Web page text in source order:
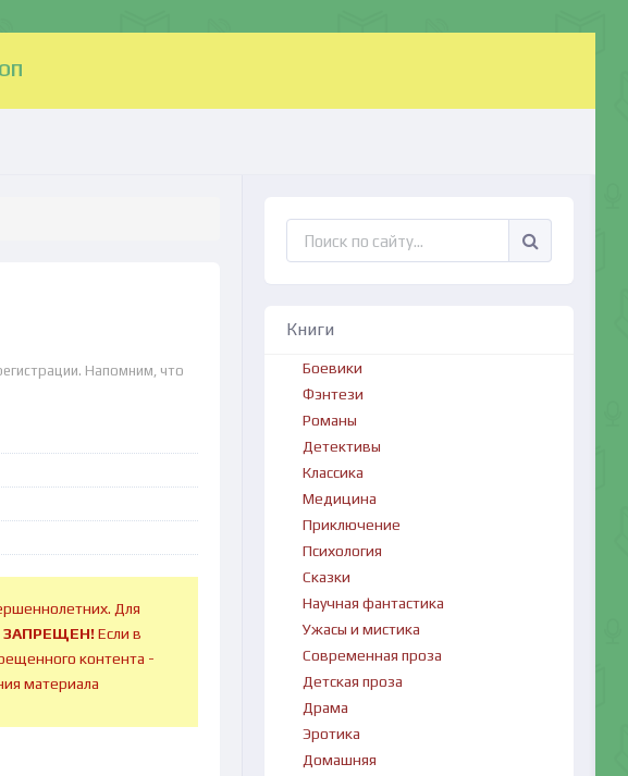
Напомним, что
Для
ЗАПРЕЩЕН!Если в
контента -
материала
Книги
Боевики
Фэнтези
Романы
Детективы
Классика
Медицина
Приключение
Психология
Сказки
Научная фантастика
Ужасы и мистика
Современная проза
Детская проза
Драма
Эротика
Домашняя